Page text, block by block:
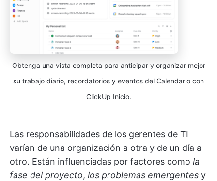
Obtenga una vista completa para anticipar y organizar mejor
su trabajo diario, recordatorios y eventos del Calendario con
ClickUp Inicio.
Las responsabilidades de los gerentes de TI
varían de una organización a otra y de un día a
otro. Están influenciadas por factores como la
fase del proyecto, los problemas emergentes y